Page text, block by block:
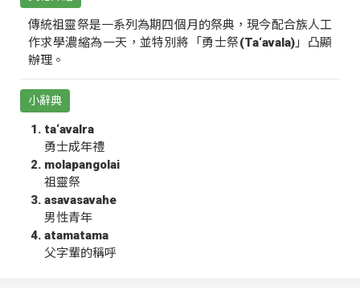
傳統祖靈祭是一系列為期四個月的祭典，現今配合族人工
作求學濃縮為一天，並特別將「勇士祭(Ta‘avala)」凸顯
辦理。
小辭典
ta‘avalra
勇士成年禮
molapangolai
祖靈祭
asavasavahe
男性青年
atamatama
父字輩的稱呼